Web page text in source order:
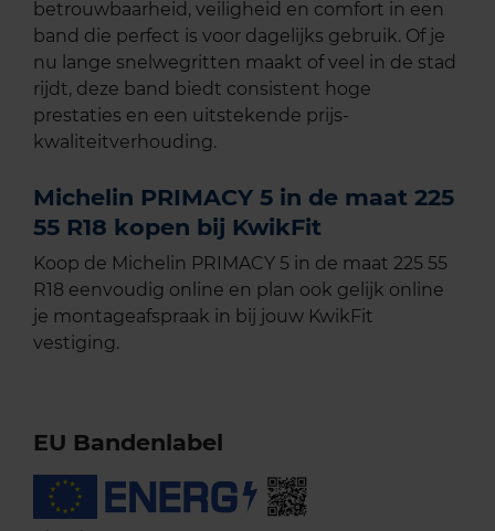
betrouwbaarheid, veiligheid en comfort in een
band die perfect is voor dagelijks gebruik. Of je
nu lange snelwegritten maakt of veel in de stad
rijdt, deze band biedt consistent hoge
prestaties en een uitstekende prijs-
kwaliteitverhouding.
Michelin PRIMACY 5 in de maat 225
55 R18 kopen bij KwikFit
Koop de Michelin PRIMACY 5 in de maat 225 55
R18 eenvoudig online en plan ook gelijk online
je montageafspraak in bij jouw KwikFit
vestiging.
EU Bandenlabel